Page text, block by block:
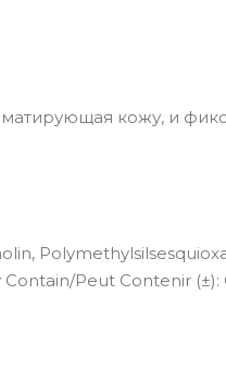
кожу, и
Peut Contenir (±):